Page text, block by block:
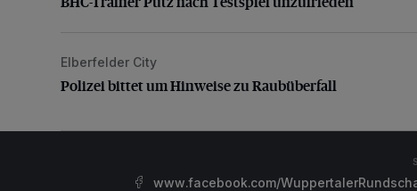
Polizei bittet um Hinweise zu Raubüberfall
Elberfelder City
Polizei bittet um Hinweise zu Raubüberfall
www.facebook.com/